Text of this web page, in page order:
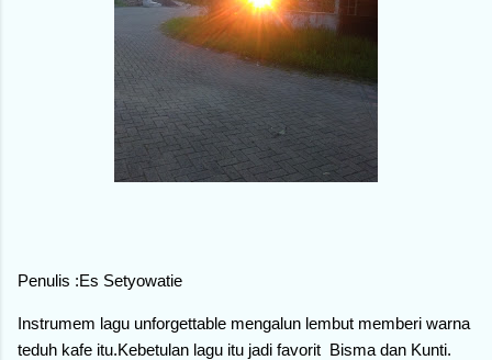
Penulis :Es Setyowatie
Instrumem lagu unforgettable mengalun lembut memberi warna
teduh kafe itu.Kebetulan lagu itu jadi favorit Bisma dan Kunti.